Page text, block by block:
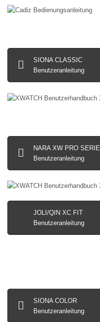
SIONA CLASSIC
Benutzeranleitung
NARA XW PRO SERIE
Benutzeranleitung
JOLI/QIN XC FIT
Benutzeranleitung
SIONA COLOR
Benutzeranleitung